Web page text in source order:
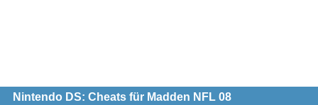
Nintendo DS: Cheats für Madden NFL 08